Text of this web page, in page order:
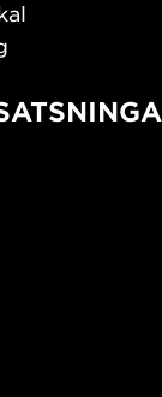
Design